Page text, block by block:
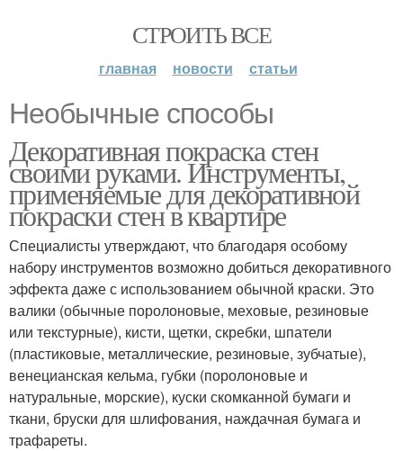
СТРОИТЬ ВСЕ
главная новости статьи
Необычные способы
Декоративная покраска стен
своими руками. Инструменты,
применяемые для декоративной
покраски стен в квартире
Специалисты утверждают, что благодаря особому
набору инструментов возможно добиться декоративного
эффекта даже с использованием обычной краски. Это
валики (обычные поролоновые, меховые, резиновые
или текстурные), кисти, щетки, скребки, шпатели
(пластиковые, металлические, резиновые, зубчатые),
венецианская кельма, губки (поролоновые и
натуральные, морские), куски скомканной бумаги и
ткани, бруски для шлифования, наждачная бумага и
трафареты.